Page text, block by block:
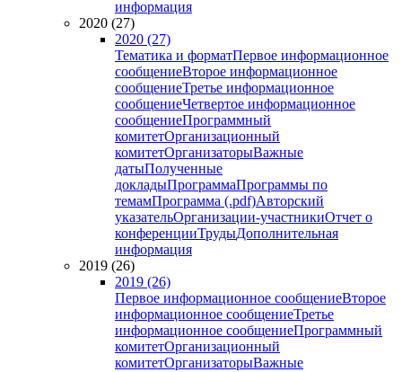
информация
2020 (27)
2020 (27)
Тематика и форматПервое информационное
сообщениеВторое информационное
сообщениеТретье информационное
сообщениеЧетвертое информационное
сообщениеПрограммный
комитетОрганизационный
комитетОрганизаторыВажные
датыПолученные
докладыПрограммаПрограммы по
темамПрограмма (.pdf)Авторский
указательОрганизации-участникиОтчет о
конференцииТрудыДополнительная
информация
2019 (26)
2019 (26)
Первое информационное сообщениеВторое
информационное сообщениеТретье
информационное сообщениеПрограммный
комитетОрганизационный
комитетОрганизаторыВажные